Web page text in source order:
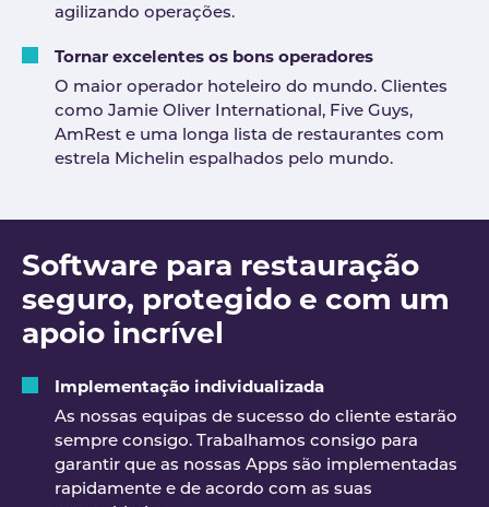
agilizando operações.
Tornar excelentes os bons operadores
O maior operador hoteleiro do mundo. Clientes
como Jamie Oliver International, Five Guys,
AmRest e uma longa lista de restaurantes com
estrela Michelin espalhados pelo mundo.
Software para restauração
seguro, protegido e com um
apoio incrível
Implementação individualizada
As nossas equipas de sucesso do cliente estarão
sempre consigo. Trabalhamos consigo para
garantir que as nossas Apps são implementadas
rapidamente e de acordo com as suas